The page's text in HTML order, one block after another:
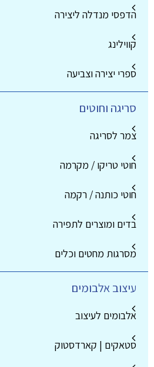
הדפסי מנדלה ליצירה
קווילינג
ספרי יצירה וצביעה
סריגה וחוטים
צמר לסריגה
חוטי טריקו / מקרמה
חוטי כותנה / רקמה
בדים ומוצרים לתפירה
מסרגות מחטים וכלים
עיצוב אלבומים
אלבומים לעיצוב
סטאקים | קארדסטוק